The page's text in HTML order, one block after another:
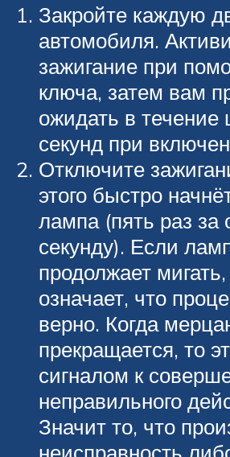
Закройте каждую
автомобиля.
зажигание при
ключа, затем вам
ожидать в течение
секунд при
Отключите
этого быстро
лампа (пять раз за
секунду). Если
продолжает мигать,
означает, что
верно. Когда
прекращается, то
сигналом к
неправильного
Значит то, что